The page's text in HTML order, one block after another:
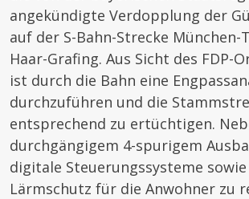
angekündigte Verdopplung der
auf der S-Bahn-Strecke München-
Haar-Grafing. Aus Sicht des FDP-
ist durch die Bahn eine
durchzuführen und die
entsprechend zu ertüchtigen.
durchgängigem 4-spurigem
digitale Steuerungssysteme
Lärmschutz für die Anwohner zu